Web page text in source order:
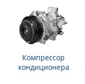
Компрессор
кондиционера